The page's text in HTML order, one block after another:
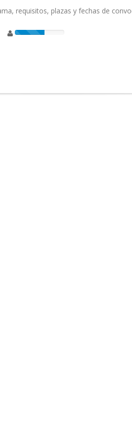
requisitos, plazas y fechas de